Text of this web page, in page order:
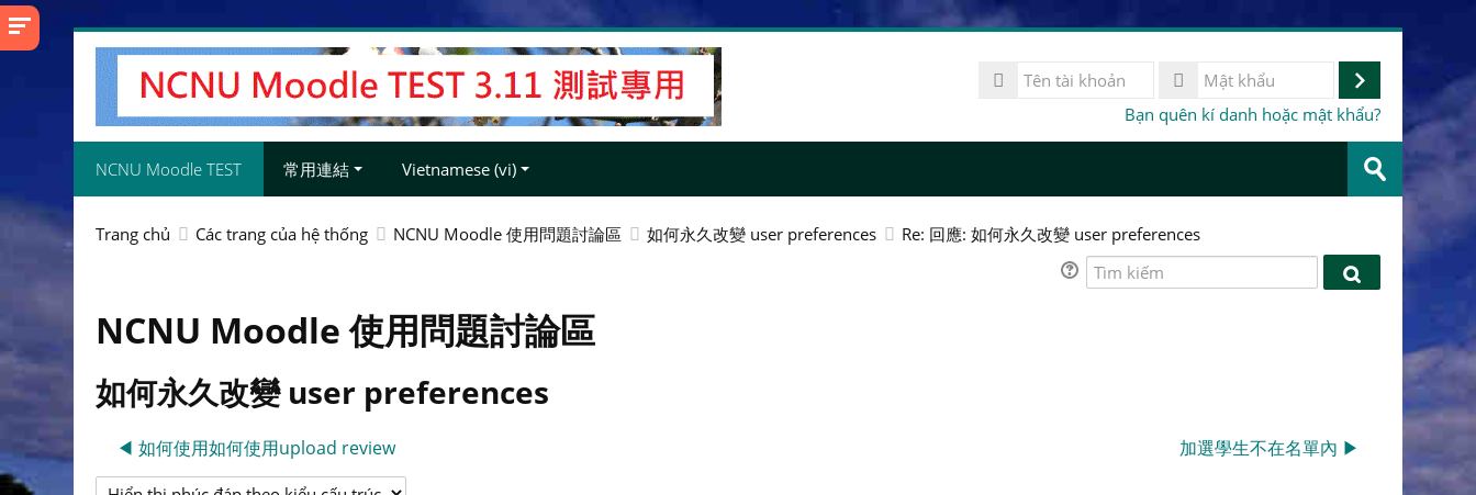
Chuyển
Tên
tài
Đăng
Bạn quên kí danh hoặc mật khẩu?
NCNU Moodle TEST 常用連結 Vietnamese ‎(vi)‎
khoá
Gửi
Trang chủ Các trang của hệ thống NCNU Moodle 使用問題討論區 如何永久改變 user preferences Re: 回應: 如何永久改變 user preferences
Tìm
Tìm
NCNU Moodle 使用問題討論區
如何永久改變 user preferences
◀︎ 如何使用如何使用upload review 加選學生不在名單內 ▶︎